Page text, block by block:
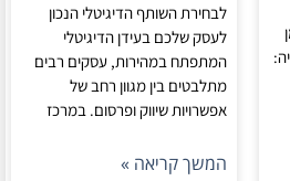
לבחירת השותף הדיגיטלי הנכון
לעסק שלכם בעידן הדיגיטלי
המתפתח במהירות, עסקים רבים
מתלבטים בין מגוון רחב של
אפשרויות שיווק ופרסום. במרכז
המשך קריאה »